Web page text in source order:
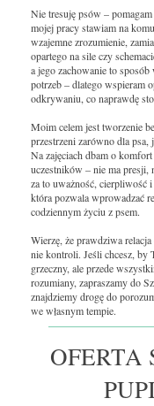
Nie tresuję psów –
mojej pracy stawiam na
wzajemne zrozumienie,
opartego na sile czy
a jego zachowanie to
potrzeb – dlatego wspieram
odkrywaniu, co naprawdę
Moim celem jest tworzenie
przestrzeni zarówno dla psa,
Na zajęciach dbam o
uczestników – nie ma presji,
za to uważność, cierpliwość i
która pozwala wprowadzać
codziennym życiu z psem.
Wierzę, że prawdziwa
nie kontroli. Jeśli chcesz, by
grzeczny, ale przede
rozumiany, zapraszamy do
znajdziemy drogę do
we własnym tempie.
OFERTA